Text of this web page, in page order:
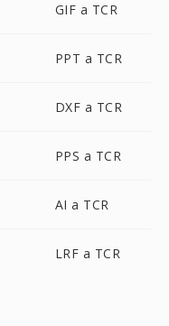
GIF a TCR
PPT a TCR
DXF a TCR
PPS a TCR
AI a TCR
LRF a TCR